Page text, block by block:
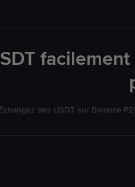
Échangez des USDT sur Binance